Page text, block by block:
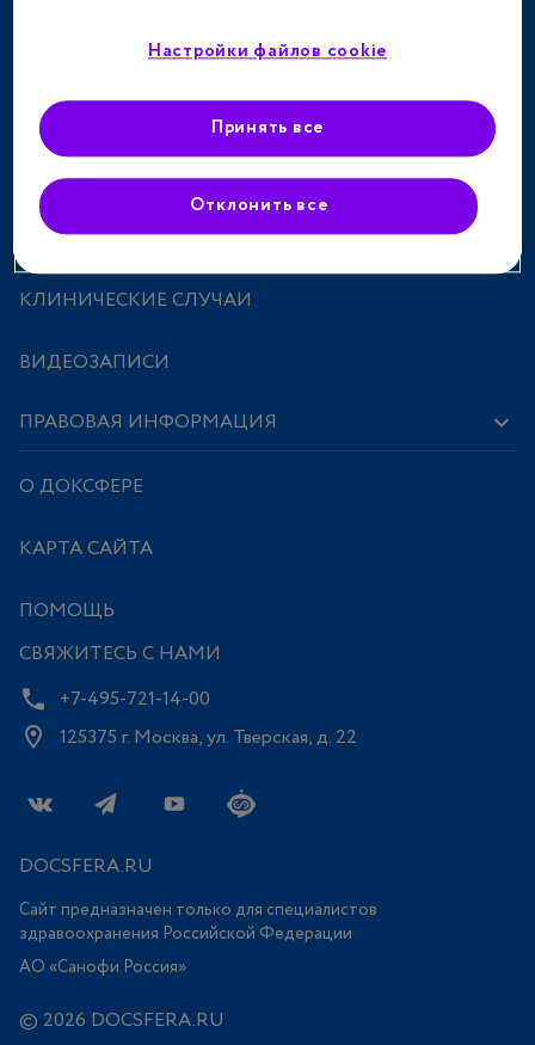
СПЕЦПРОЕКТЫ
МЕРОПРИЯТИЯ
ПРЕПАРАТЫ
ИССЛЕДОВАНИЯ И СТАТЬИ
КЛИНИЧЕСКИЕ СЛУЧАИ
ВИДЕОЗАПИСИ
ПРАВОВАЯ ИНФОРМАЦИЯ
О ДОКСФЕРЕ
КАРТА САЙТА
ПОМОЩЬ
СВЯЖИТЕСЬ С НАМИ
+7-495-721-14-00
125375 г. Москва, ул. Тверская, д. 22
DOCSFERA.RU
Сайт предназначен только для специалистов
здравоохранения Российской Федерации
АО «Санофи Россия»
© 2026 DOCSFERA.RU
Настройки файлов cookie
Отклонить все
Принять все